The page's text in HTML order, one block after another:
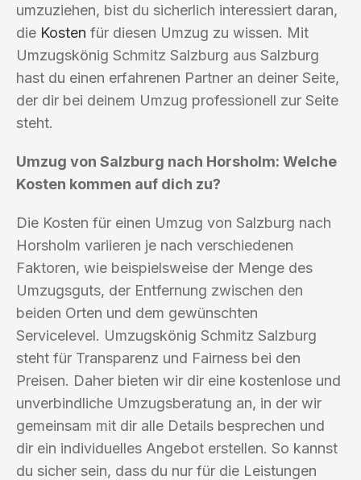
umzuziehen, bist du sicherlich interessiert daran,
die Kosten für diesen Umzug zu wissen. Mit
Umzugskönig Schmitz Salzburg aus Salzburg
hast du einen erfahrenen Partner an deiner Seite,
der dir bei deinem Umzug professionell zur Seite
steht.
Umzug von Salzburg nach Horsholm: Welche
Kosten kommen auf dich zu?
Die Kosten für einen Umzug von Salzburg nach
Horsholm variieren je nach verschiedenen
Faktoren, wie beispielsweise der Menge des
Umzugsguts, der Entfernung zwischen den
beiden Orten und dem gewünschten
Servicelevel. Umzugskönig Schmitz Salzburg
steht für Transparenz und Fairness bei den
Preisen. Daher bieten wir dir eine kostenlose und
unverbindliche Umzugsberatung an, in der wir
gemeinsam mit dir alle Details besprechen und
dir ein individuelles Angebot erstellen. So kannst
du sicher sein, dass du nur für die Leistungen